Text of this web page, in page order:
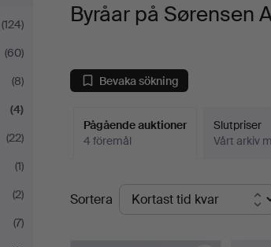
(124)
(60)
(8)
(4)
(22)
(1)
(2)
(7)
Byråar på Sørensen
Bevaka sökning
Pågående auktioner
4 föremål
Slutpriser
Vårt arkiv
Pågående
auktioner
Sortera